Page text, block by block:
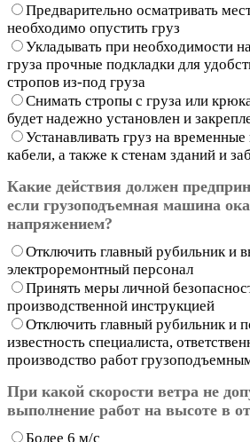
Предварительно осматривать
необходимо опустить груз
Укладывать при необходимости
груза прочные подкладки для
стропов из-под груза
Снимать стропы с груза или
будет надежно установлен и
Устанавливать груз на
кабели, а также к стенам зданий и
Какие действия должен
если грузоподъемная машина
напряжением?
Отключить главный рубильник и
электроремонтный персонал
Принять меры личной
производственной инструкцией
Отключить главный рубильник и
известность специалиста,
производство работ
При какой скорости ветра не
выполнение работ на высоте в
Более 6 м/с